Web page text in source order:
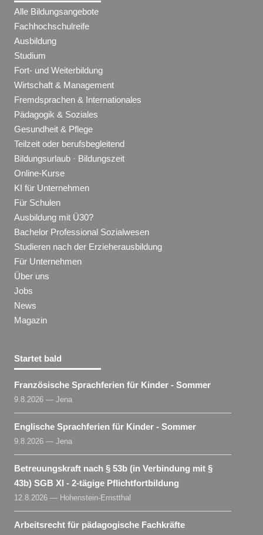
Alle Bildungsangebote
Fachhochschulreife
Ausbildung
Studium
Fort- und Weiterbildung
Wirtschaft & Management
Fremdsprachen & Internationales
Pädagogik & Soziales
Gesundheit & Pflege
Teilzeit oder berufsbegleitend
Bildungsurlaub · Bildungszeit
Online-Kurse
KI für Unternehmen
Für Schulen
Ausbildung mit Ü30?
Bachelor Professional Sozialwesen
Studieren nach der Erzieherausbildung
Für Unternehmen
Über uns
Jobs
News
Magazin
Startet bald
Französische Sprachferien für Kinder - Sommer
9.8.2026 — Jena
Englische Sprachferien für Kinder - Sommer
9.8.2026 — Jena
Betreuungskraft nach § 53b (in Verbindung mit §
43b) SGB XI - 2-tägige Pflichtfortbildung
12.8.2026 — Hohenstein-Ernstthal
Arbeitsrecht für pädagogische Fachkräfte